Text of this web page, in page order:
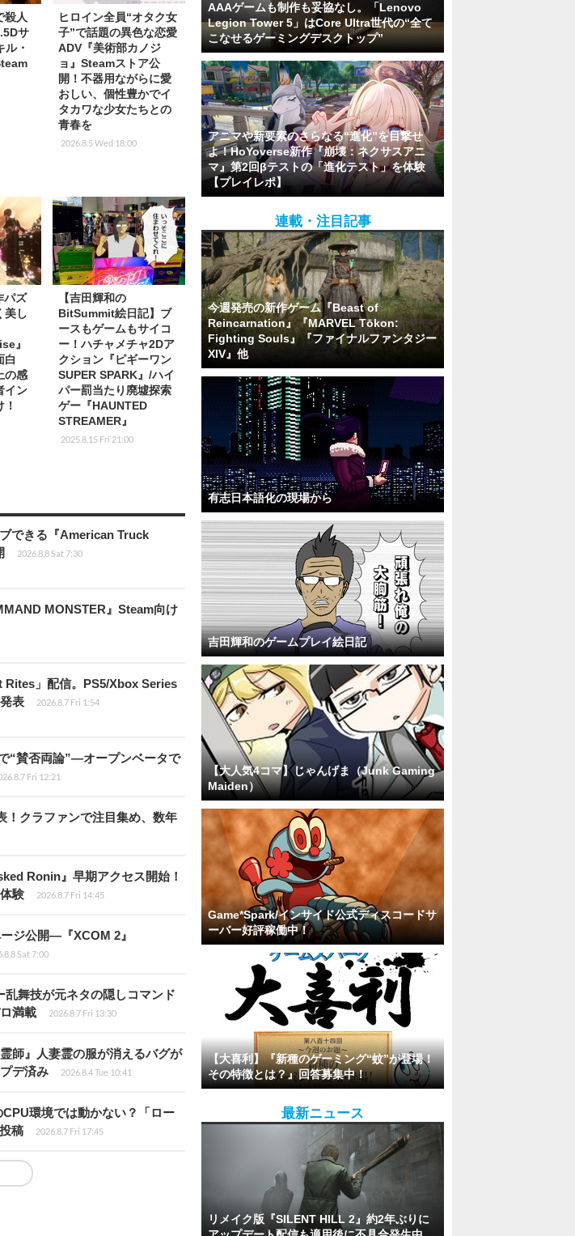
殺人
サ
ル・
ヒロイン全員“オタク女
子”で話題の異色な恋愛
ADV『美術部カノジ
ョ』Steamストア公
開！不器用ながらに愛
おしい、個性豊かでイ
タカワな少女たちとの
青春を
2026.8.5 Wed 18:00
パズ
美し
』
白
の感
イン
【吉田輝和の
BitSummit絵日記】ブ
ースもゲームもサイコ
ー！ハチャメチャ2Dア
クション『ピギーワン
SUPER SPARK』/ハイ
パー罰当たり廃墟探索
ゲー『HAUNTED
STREAMER』
2025.8.15 Fri 21:00
できる『American Truck
2026.8.8 Sat 7:30
MONSTER』Steam向け
Rites」配信。PS5/Xbox Series
表
2026.8.7 Fri 1:54
“賛否両論”―オープンベータで
Fri 12:21
！クラファンで注目集め、数年
Ronin』早期アクセス開始！
験
2026.8.7 Fri 14:45
ジ公開―『XCOM 2』
Sat 7:00
乱舞技が元ネタの隠しコマンド
満載
2026.8.7 Fri 13:30
師』人妻霊の服が消えるバグが
デ済み
2026.8.4 Tue 10:41
環境では動かない？「ロー
稿
2026.8.7 Fri 17:45
AAAゲームも制作も妥協なし。「Lenovo
Legion Tower 5」はCore Ultra世代の“全て
こなせるゲーミングデスクトップ”
アニマや新要素のさらなる“進化”を目撃せ
よ！HoYoverse新作『崩壊：ネクサスアニ
マ』第2回βテストの「進化テスト」を体験
【プレイレポ】
連載・注目記事
今週発売の新作ゲーム『Beast of
Reincarnation』『MARVEL Tōkon:
Fighting Souls』『ファイナルファンタジー
XIV』他
有志日本語化の現場から
吉田輝和のゲームプレイ絵日記
【大人気4コマ】じゃんげま（Junk Gaming
Maiden）
Game*Spark/インサイド公式ディスコードサ
ーバー好評稼働中！
【大喜利】『新種のゲーミング“蚊”が登場！
その特徴とは？』回答募集中！
最新ニュース
リメイク版『SILENT HILL 2』約2年ぶりに